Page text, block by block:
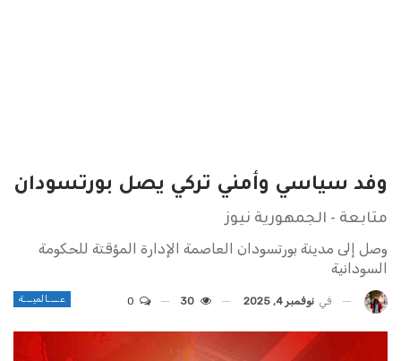
وفد سياسي وأمني تركي يصل بورتسودان
متابعة - الجمهورية نيوز
وصل إلى مدينة بورتسودان العاصمة الإدارة المؤقتة للحكومة
السودانية
عــــالميـــة في نوفمبر 4, 2025 30